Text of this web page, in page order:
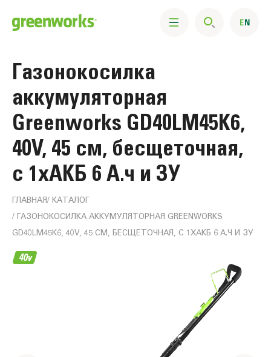
Газонокосилка
аккумуляторная
Greenworks GD40LM45K6,
40V, 45 см, бесщеточная,
c 1хАКБ 6 А.ч и ЗУ
ГЛАВНАЯ КАТАЛОГ
ГАЗОНОКОСИЛКА АККУМУЛЯТОРНАЯ GREENWORKS
GD40LM45K6, 40V, 45 СМ, БЕСЩЕТОЧНАЯ, C 1ХАКБ 6 А.Ч И ЗУ
Информация